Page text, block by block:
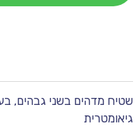
שטיח מדהים בשני גבהים,
גיאומטרית